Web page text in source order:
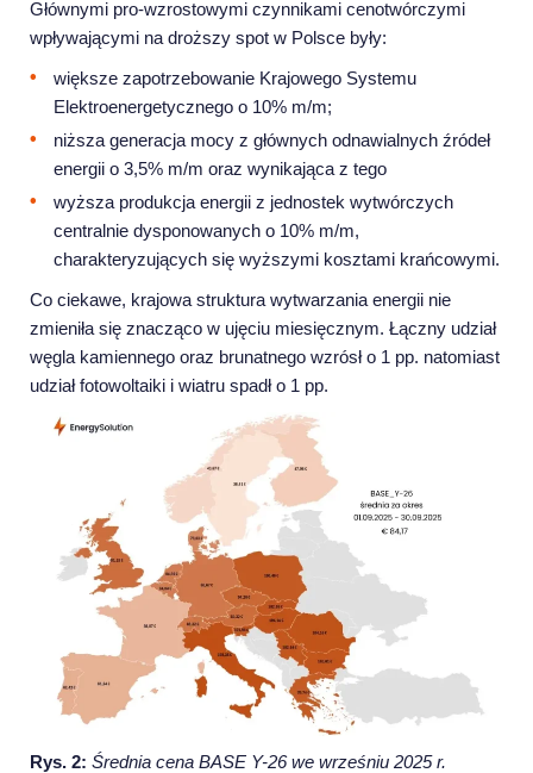
Głównymi pro-wzrostowymi czynnikami cenotwórczymi
wpływającymi na droższy spot w Polsce były:
większe zapotrzebowanie Krajowego Systemu
Elektroenergetycznego o 10% m/m;
niższa generacja mocy z głównych odnawialnych źródeł
energii o 3,5% m/m oraz wynikająca z tego
wyższa produkcja energii z jednostek wytwórczych
centralnie dysponowanych o 10% m/m,
charakteryzujących się wyższymi kosztami krańcowymi.
Co ciekawe, krajowa struktura wytwarzania energii nie
zmieniła się znacząco w ujęciu miesięcznym. Łączny udział
węgla kamiennego oraz brunatnego wzrósł o 1 pp. natomiast
udział fotowoltaiki i wiatru spadł o 1 pp.
Rys. 2: Średnia cena BASE Y-26 we wrześniu 2025 r.